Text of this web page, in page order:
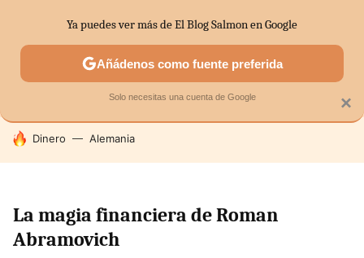
SECTORES ECONOMÍA DOMÉSTICA MERCADOS
HOY SE HABLA DE
Dinero Alemania
La magia financiera de Roman
Abramovich
×
Ya puedes ver más de El Blog Salmon en Google
Añádenos como fuente preferida
Solo necesitas una cuenta de Google